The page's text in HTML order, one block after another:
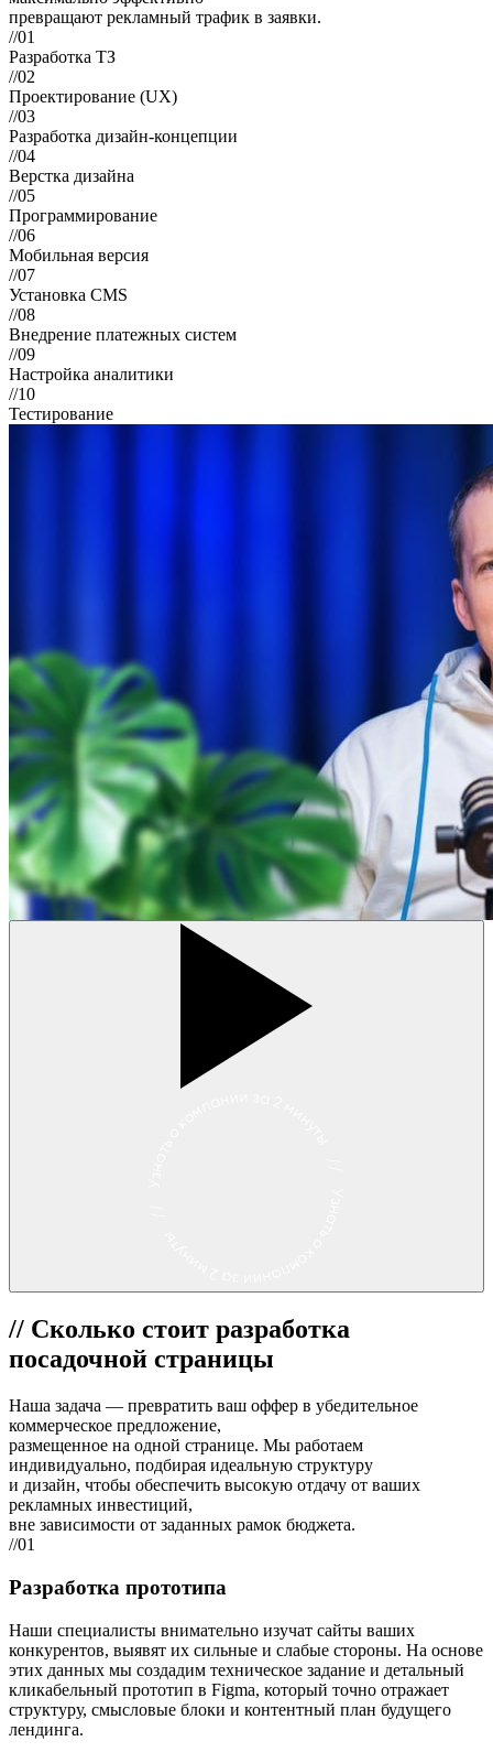
превращают рекламный трафик в заявки.
//01
Разработка ТЗ
//02
Проектирование (UX)
//03
Разработка дизайн-концепции
//04
Верстка дизайна
//05
Программирование
//06
Мобильная версия
//07
Установка CMS
//08
Внедрение платежных систем
//09
Настройка аналитики
//10
Тестирование
// Сколько стоит разработка
посадочной страницы
Наша задача — превратить ваш оффер в убедительное
коммерческое предложение,
размещенное на одной странице. Мы работаем
индивидуально, подбирая идеальную структуру
и дизайн, чтобы обеспечить высокую отдачу от ваших
рекламных инвестиций,
вне зависимости от заданных рамок бюджета.
//01
Разработка прототипа
Наши специалисты внимательно изучат сайты ваших
конкурентов, выявят их сильные и слабые стороны. На основе
этих данных мы создадим техническое задание и детальный
кликабельный прототип в Figma, который точно отражает
структуру, смысловые блоки и контентный план будущего
лендинга.